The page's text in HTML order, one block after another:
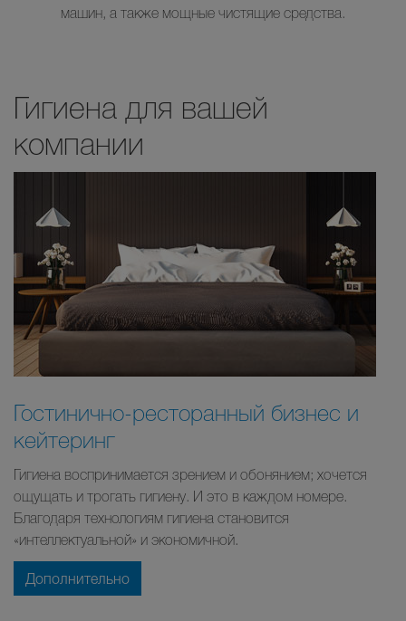
машин, а также мощные чистящие средства.
Гигиена для вашей
компании
Гостинично-ресторанный бизнес и
кейтеринг
Гигиена воспринимается зрением и обонянием; хочется
ощущать и трогать гигиену. И это в каждом номере.
Благодаря технологиям гигиена становится
«интеллектуальной» и экономичной.
Дополнительно